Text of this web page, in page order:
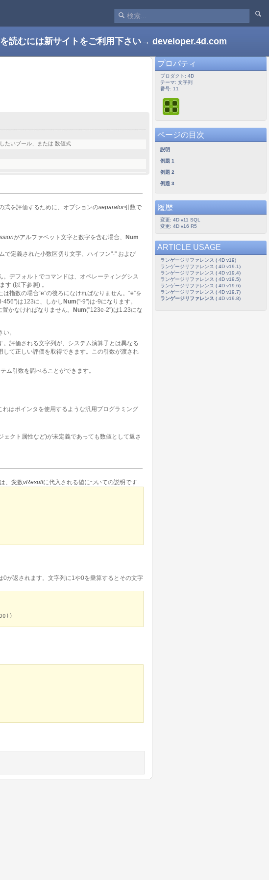
読むには新サイトをご利用下さい→ developer.4d.com
たいブール、または 数値式
式を評価するために、オプションのseparator引数で
がアルファベット文字と数字を含む場合、
Num
で定義された小数区切り文字、ハイフン"-" および
デフォルトでコマンドは、オペレーティングシス
す (以下参照) 。
指数の場合“e”の後ろになければなりません。“e”を
456")は123に、しかし Num("-9")は-9になります。
かなければなりません。
Num("123e-2")は1.23にな
。
評価される文字列が、システム演算子とは異なる
して正しい評価を取得できます。この引数が渡され
ム引数を調べることができます。
はポインタを使用するような汎用プログラミング
クト属性など)が未定義であっても数値として返さ
、変数vResultに代入される値についての説明です:
0が返されます。文字列に1や0を乗算するとその文字
プロパティ
プロダクト: 4D
テーマ: 文字列
番号: 11
ページの目次
説明
例題 1
例題 2
例題 3
履歴
変更: 4D v11 SQL
変更: 4D v16 R5
ARTICLE USAGE
ランゲージリファレンス ( 4D v19)
ランゲージリファレンス ( 4D v19.1)
ランゲージリファレンス ( 4D v19.4)
ランゲージリファレンス ( 4D v19.5)
ランゲージリファレンス ( 4D v19.6)
ランゲージリファレンス ( 4D v19.7)
ランゲージリファレンス ( 4D v19.8)